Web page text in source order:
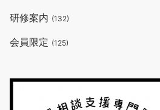
研修案内 (132)
会員限定 (125)